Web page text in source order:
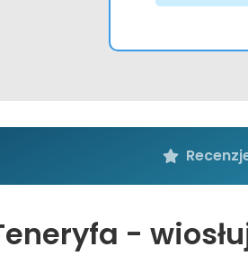
-